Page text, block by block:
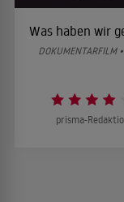
Was haben wir
DOKUMENTARFILM
prisma-